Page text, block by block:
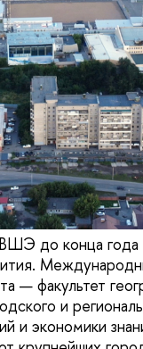
до конца года
— факультет
и
и экономики